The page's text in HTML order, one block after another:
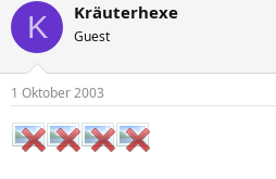
K Kräuterhexe
Guest
1 Oktober 2003